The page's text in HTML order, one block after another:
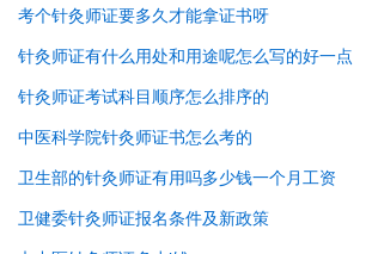
考个针灸师证要多久才能拿证书呀
针灸师证有什么用处和用途呢怎么写的好一点
针灸师证考试科目顺序怎么排序的
中医科学院针灸师证书怎么考的
卫生部的针灸师证有用吗多少钱一个月工资
卫健委针灸师证报名条件及新政策